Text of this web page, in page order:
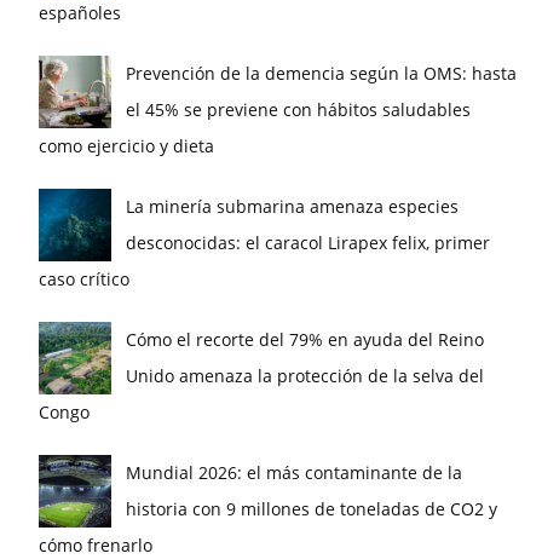
españoles
Prevención de la demencia según la OMS: hasta
el 45% se previene con hábitos saludables
como ejercicio y dieta
La minería submarina amenaza especies
desconocidas: el caracol Lirapex felix, primer
caso crítico
Cómo el recorte del 79% en ayuda del Reino
Unido amenaza la protección de la selva del
Congo
Mundial 2026: el más contaminante de la
historia con 9 millones de toneladas de CO2 y
cómo frenarlo